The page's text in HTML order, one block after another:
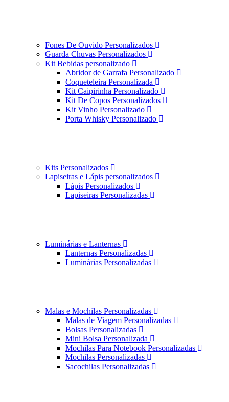
Fones De Ouvido Personalizados
Guarda Chuvas Personalizados
Kit Bebidas personalizado
Abridor de Garrafa Personalizado
Coqueteleira Personalizada
Kit Caipirinha Personalizado
Kit De Copos Personalizados
Kit Vinho Personalizado
Porta Whisky Personalizado
Kits Personalizados
Lapiseiras e Lápis personalizados
Lápis Personalizados
Lapiseiras Personalizadas
Luminárias e Lanternas
Lanternas Personalizadas
Luminárias Personalizadas
Malas e Mochilas Personalizadas
Malas de Viagem Personalizadas
Bolsas Personalizadas
Mini Bolsa Personalizada
Mochilas Para Notebook Personalizadas
Mochilas Personalizadas
Sacochilas Personalizadas